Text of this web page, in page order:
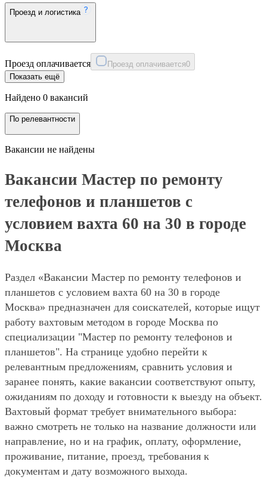
Проезд и логистика
Проезд оплачивается Проезд оплачивается0
Показать ещё
Найдено 0 вакансий
По релевантности
Вакансии не найдены
Вакансии Мастер по ремонту
телефонов и планшетов с
условием вахта 60 на 30 в городе
Москва
Раздел «Вакансии Мастер по ремонту телефонов и
планшетов с условием вахта 60 на 30 в городе
Москва» предназначен для соискателей, которые ищут
работу вахтовым методом в городе Москва по
специализации "Мастер по ремонту телефонов и
планшетов". На странице удобно перейти к
релевантным предложениям, сравнить условия и
заранее понять, какие вакансии соответствуют опыту,
ожиданиям по доходу и готовности к выезду на объект.
Вахтовый формат требует внимательного выбора:
важно смотреть не только на название должности или
направление, но и на график, оплату, оформление,
проживание, питание, проезд, требования к
документам и дату возможного выхода.